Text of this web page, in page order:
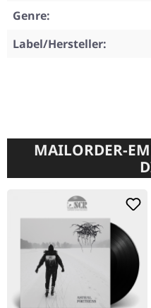
Genre:
Label/Hersteller:
MAILORDER-